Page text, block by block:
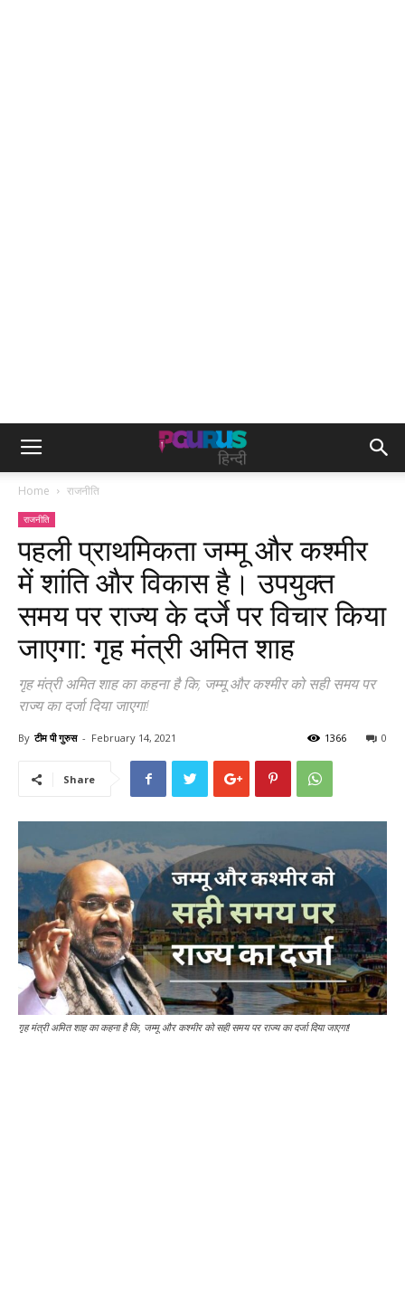
Home राजनीति
राजनीति
पहली प्राथमिकता जम्मू और कश्मीर
में शांति और विकास है। उपयुक्त
समय पर राज्य के दर्जे पर विचार किया
जाएगा: गृह मंत्री अमित शाह
गृह मंत्री अमित शाह का कहना है कि, जम्मू और कश्मीर को सही समय पर
राज्य का दर्जा दिया जाएगा!
By टीम पी गुरुस - February 14, 2021 0
1366
Share
गृह मंत्री अमित शाह का कहना है कि, जम्मू और कश्मीर को सही समय पर राज्य का दर्जा दिया जाएगा!